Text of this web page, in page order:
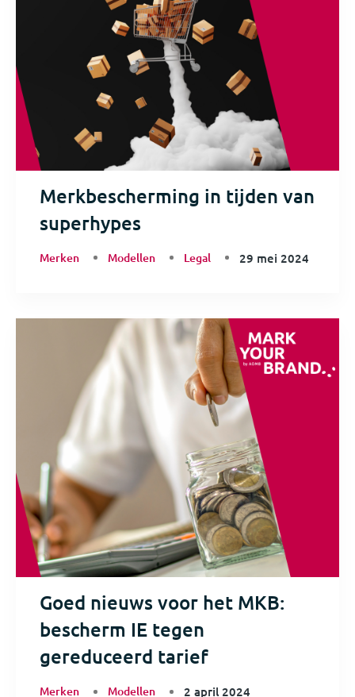
Merkbescherming in tijden van
superhypes
Merken Modellen Legal 29 mei 2024
Goed nieuws voor het MKB:
bescherm IE tegen
gereduceerd tarief
Merken Modellen 2 april 2024